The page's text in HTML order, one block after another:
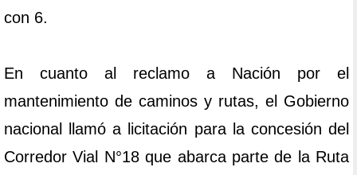
con 6.
En cuanto al reclamo a Nación por el
mantenimiento de caminos y rutas, el Gobierno
nacional llamó a licitación para la concesión del
Corredor Vial N°18 que abarca parte de la Ruta